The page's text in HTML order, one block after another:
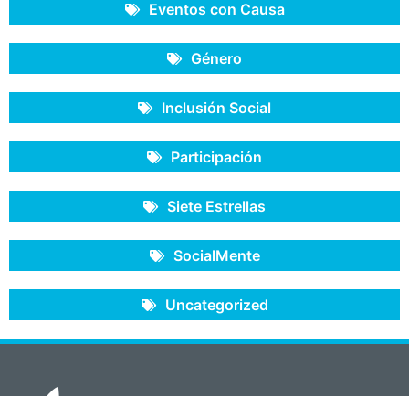
Eventos con Causa
Género
Inclusión Social
Participación
Siete Estrellas
SocialMente
Uncategorized